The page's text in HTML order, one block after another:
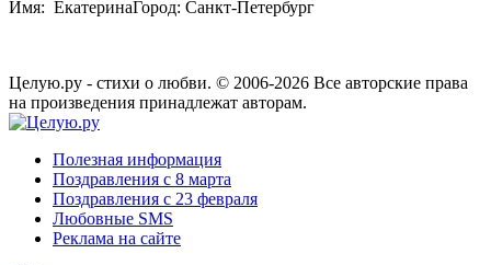
Имя: ЕкатеринаГород: Санкт-Петербург
Целую.ру - стихи о любви. © 2006-2026 Все авторские права
на произведения принадлежат авторам.
Полезная информация
Поздравления с 8 марта
Поздравления с 23 февраля
Любовные SMS
Реклама на сайте